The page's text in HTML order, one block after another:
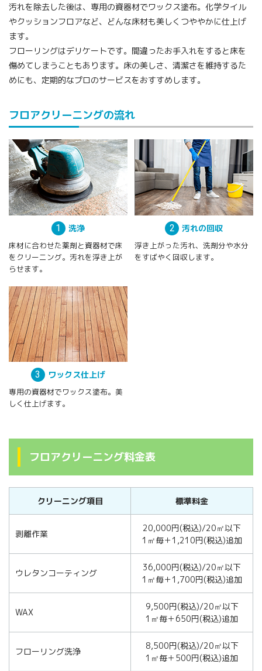
汚れを除去した後は、専用の資器材でワックス塗布。化学タイル
やクッションフロアなど、どんな床材も美しくつややかに仕上げ
ます。
フローリングはデリケートです。間違ったお手入れをすると床を
傷めてしまうこともあります。床の美しさ、清潔さを維持するた
めにも、定期的なプロのサービスをおすすめします。
フロアクリーニングの流れ
1 洗浄
床材に合わせた薬剤と資器材で床
をクリーニング。汚れを浮き上が
らせます。
2 汚れの回収
浮き上がった汚れ、洗剤分や水分
をすばやく回収します。
3 ワックス仕上げ
専用の資器材でワックス塗布。美
しく仕上げます。
フロアクリーニング料金表
クリーニング項目 標準料金
剥離作業
20,000円(税込)/20㎡以下
1㎡毎＋1,210円(税込)追加
ウレタンコーティング
36,000円(税込)/20㎡以下
1㎡毎＋1,700円(税込)追加
WAX
9,500円(税込)/20㎡以下
1㎡毎＋650円(税込)追加
フローリング洗浄
8,500円(税込)/20㎡以下
1㎡毎＋500円(税込)追加